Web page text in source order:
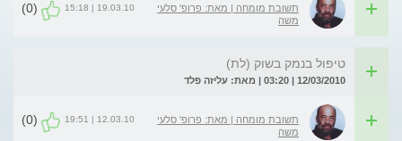
תשובת מומחה | מאת: פרופ' סלעי
משה
19.03.10 | 15:18
(0)
טיפול בנמק בשוק (לת)
12/03/2010 | 03:20 | מאת: עליזה פלד
תשובת מומחה | מאת: פרופ' סלעי
משה
12.03.10 | 19:51
(0)